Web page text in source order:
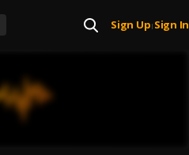
Sign Up| Sign In